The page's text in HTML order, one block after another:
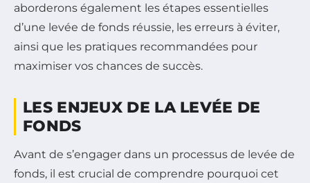
aborderons également les étapes essentielles
d’une levée de fonds réussie, les erreurs à éviter,
ainsi que les pratiques recommandées pour
maximiser vos chances de succès.
LES ENJEUX DE LA LEVÉE DE
FONDS
Avant de s’engager dans un processus de levée de
fonds, il est crucial de comprendre pourquoi cet